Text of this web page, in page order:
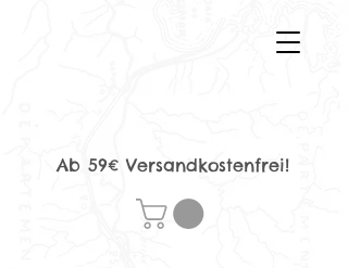
Ab 59€ Versandkostenfrei!